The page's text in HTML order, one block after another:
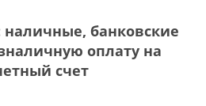
банковские
оплату на
счет